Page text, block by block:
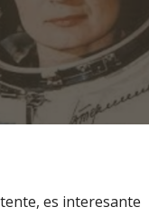
es interesante